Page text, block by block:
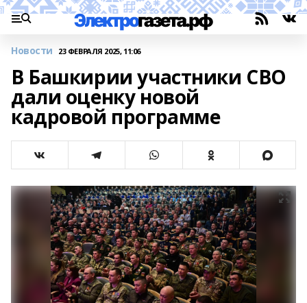
Новости 23 ФЕВРАЛЯ 2025, 11:06
В Башкирии участники СВО
дали оценку новой
кадровой программе